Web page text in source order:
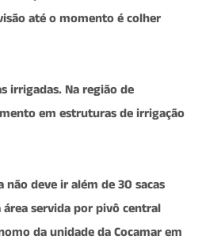
até o momento é colher
irrigadas. Na região de
em estruturas de irrigação
deve ir além de 30 sacas
servida por pivô central
da unidade da Cocamar em